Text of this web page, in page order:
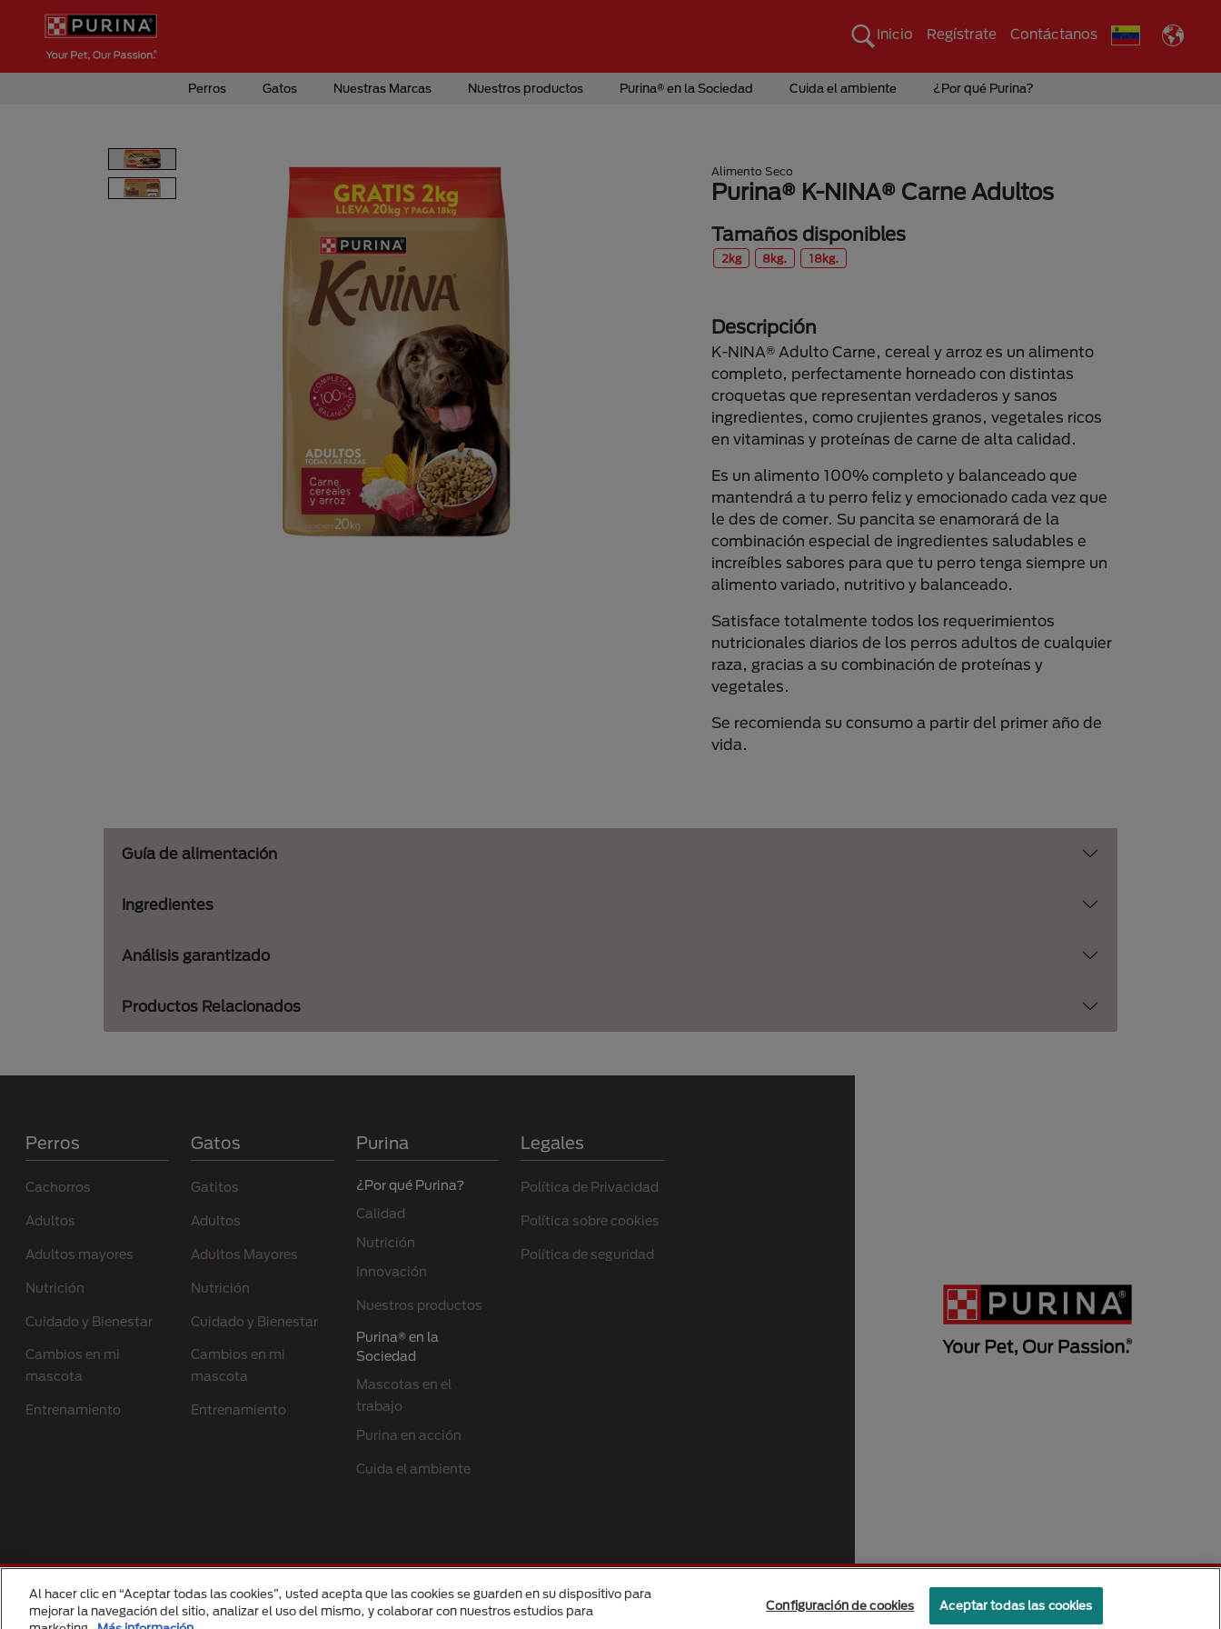
Pasar al contenido principal
Menú Secundario Purina
Inicio Regístrate Contáctanos
Menú Principal Purina
Perros Gatos Nuestras Marcas Nuestros productos Purina® en la Sociedad Cuida el ambiente ¿Por qué Purina?
Alimento Seco
Purina® K-NINA® Carne Adultos
Tamaños disponibles
2kg 8kg. 18kg.
Descripción
K-NINA® Adulto Carne, cereal y arroz es un alimento
completo, perfectamente horneado con distintas
croquetas que representan verdaderos y sanos
ingredientes, como crujientes granos, vegetales ricos
en vitaminas y proteínas de carne de alta calidad.
Es un alimento 100% completo y balanceado que
mantendrá a tu perro feliz y emocionado cada vez que
le des de comer. Su pancita se enamorará de la
combinación especial de ingredientes saludables e
increíbles sabores para que tu perro tenga siempre un
alimento variado, nutritivo y balanceado.
Satisface totalmente todos los requerimientos
nutricionales diarios de los perros adultos de cualquier
raza, gracias a su combinación de proteínas y
vegetales.
Se recomienda su consumo a partir del primer año de
vida.
Guía de alimentación
Ingredientes
Análisis garantizado
Productos Relacionados
Perros
Cachorros
Adultos
Adultos mayores
Nutrición
Cuidado y Bienestar
Cambios en mi
mascota
Entrenamiento
Gatos
Gatitos
Adultos
Adultos Mayores
Nutrición
Cuidado y Bienestar
Cambios en mi
mascota
Entrenamiento
Purina
¿Por qué Purina?
Calidad
Nutrición
Innovación
Nuestros productos
Purina® en la
Sociedad
Mascotas en el
trabajo
Purina en acción
Cuida el ambiente
Legales
Política de Privacidad
Política sobre cookies
Política de seguridad
All Nestlé Purina trademarks owned by Société des Produits Nestlé S.A., Vevey, Switzerland or are used with permission. Politicas de privacidad
Al hacer clic en “Aceptar todas las cookies”, usted acepta que las cookies se guarden en su dispositivo para
mejorar la navegación del sitio, analizar el uso del mismo, y colaborar con nuestros estudios para
Configuración de cookies Aceptar todas las cookies